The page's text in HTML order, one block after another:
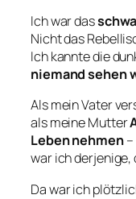
Ich war das
Nicht das
Ich kannte die
niemand sehen
Als mein Vater
als meine Mutter
Leben nehmen–
war ich derjenige,
Da war ich